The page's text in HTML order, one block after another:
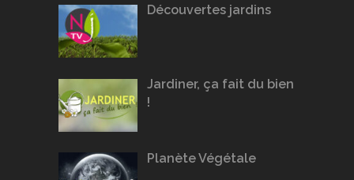
Découvertes jardins
Jardiner, ça fait du bien
!
Planète Végétale